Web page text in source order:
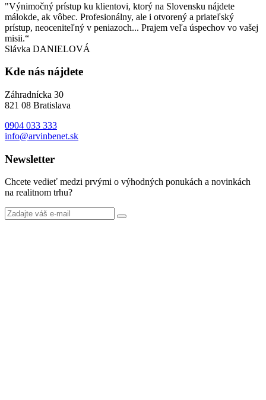
"Výnimočný prístup ku klientovi, ktorý na Slovensku nájdete
málokde, ak vôbec. Profesionálny, ale i otvorený a priateľský
prístup, neoceniteľný v peniazoch... Prajem veľa úspechov vo vašej
misii.“
Slávka DANIELOVÁ
Kde nás nájdete
Záhradnícka 30
821 08 Bratislava
0904 033 333
info@arvinbenet.sk
Newsletter
Chcete vedieť medzi prvými o výhodných ponukách a novinkách
na realitnom trhu?